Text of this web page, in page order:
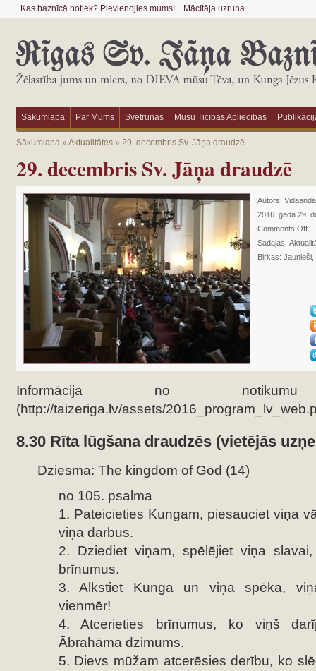
Kas baznīcā notiek? Pievienojies mums! Mācītāja uzruna
Sākumlapa Par Mums Svētrunas Mūsu Ticības Apliecības
Sākumlapa» Aktualitātes» 29. decembris Sv. Jāņa draudzē
29. decembris Sv. Jāņa draudzē
Autors: Vidaanda
2016. gada 29.
Comments Off
Sadaļas:
Birkas: Jaunieši,
Informācija no
(http://taizeriga.lv/assets/
8.30 Rīta lūgšana draudzēs (vietējās
Dziesma: The kingdom of God (14)
no 105. psalma
1. Pateicieties Kungam, piesauciet viņa
viņa darbus.
2. Dziediet viņam, spēlējiet viņa
brīnumus.
3. Alkstiet Kunga un viņa spēka,
vienmēr!
4. Atcerieties brīnumus, ko viņš
Ābrahāma dzimums.
5. Dievs mūžam atcerēsies derību, ko